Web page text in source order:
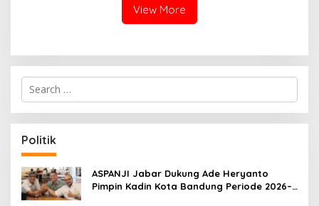
View More
S
r
c
h
f
o
r
:
Politik
ASPANJI Jabar Dukung Ade Heryanto
Pimpin Kadin Kota Bandung Periode 2026–